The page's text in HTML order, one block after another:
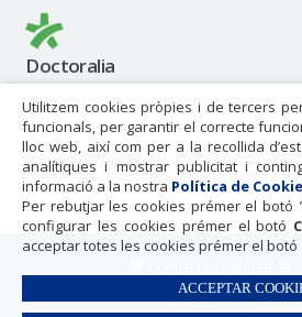
Doctoralia
masquemedicos
Política de
Utilitzem cookies pròpies i de tercers
funcionals, per garantir el correcte
lloc web, així com per a la recollida
analítiques i mostrar publicitat i
informació a la nostra Política de
Per rebutjar les cookies prémer el botó
configurar les cookies prémer el botó
acceptar totes les cookies prémer el botó
ACCEPTAR